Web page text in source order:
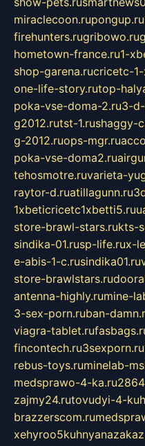
miraclecoon.rupongup.ru
firehunters.rugribowo.ru
hometown-france.ru1-
shop-garena.rucricetc-
one-life-story.rutop-
poka-vse-doma-2.ru3-
g2012.rutst-1.rushaggy-
g-2012.ruops-mgr.ru
poka-vse-doma2.ru
tehosmotre.ruvarieta-
raytor-d.ruatillagunn.ru
1xbeticricetc1xbetti5.ru
store-brawl-stars.rukts-
sindika-01.rusp-life.rux-
e-abis-1-c.rusindika01.ru
store-brawlstars.ru
antenna-highly.rumine-
3-sex-porn.ruban-
viagra-tablet.ru
fincontech.ru3sexporn.ru
rebus-toys.ruminelab-
medsprawo-4-ka.ru
zajmy24.rutovudyi-4-
brazzerscom.ru